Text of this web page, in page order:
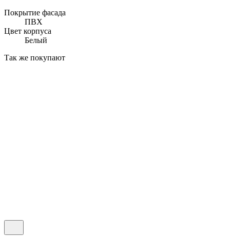
Покрытие фасада
ПВХ
Цвет корпуса
Белый
Так же покупают